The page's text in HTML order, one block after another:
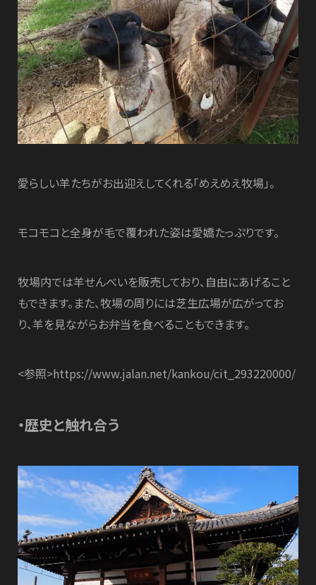
愛らしい羊たちがお出迎えしてくれる「めえめえ牧場」。
モコモコと全身が毛で覆われた姿は愛嬌たっぷりです。
牧場内では羊せんべいを販売しており、自由にあげること
もできます。また、牧場の周りには芝生広場が広がってお
り、羊を見ながらお弁当を食べることもできます。
<参照>https://www.jalan.net/kankou/cit_293220000/
・歴史と触れ合う